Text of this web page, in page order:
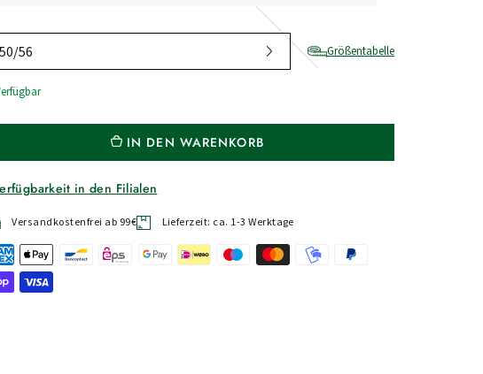
Größentabelle
50/56
IN DEN WARENKORB
in den Filialen
Versandkostenfrei ab 99€ Lieferzeit: ca. 1-3 Werktage